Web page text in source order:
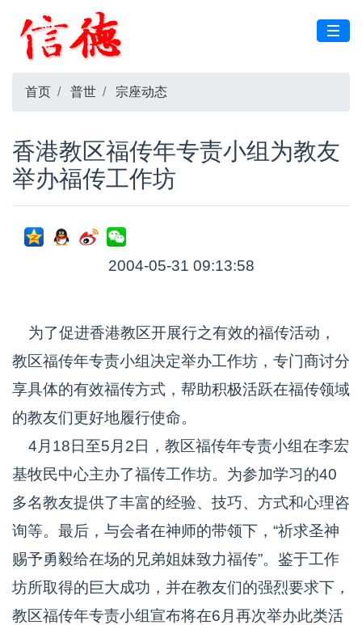
首页 普世 宗座动态
香港教区福传年专责小组为教友
举办福传工作坊
2004-05-31 09:13:58
为了促进香港教区开展行之有效的福传活动，
教区福传年专责小组决定举办工作坊，专门商讨分
享具体的有效福传方式，帮助积极活跃在福传领域
的教友们更好地履行使命。
4月18日至5月2日，教区福传年专责小组在李宏
基牧民中心主办了福传工作坊。为参加学习的40
多名教友提供了丰富的经验、技巧、方式和心理咨
询等。最后，与会者在神师的带领下，“祈求圣神
赐予勇毅给在场的兄弟姐妹致力福传”。鉴于工作
坊所取得的巨大成功，并在教友们的强烈要求下，
教区福传年专责小组宣布将在6月再次举办此类活